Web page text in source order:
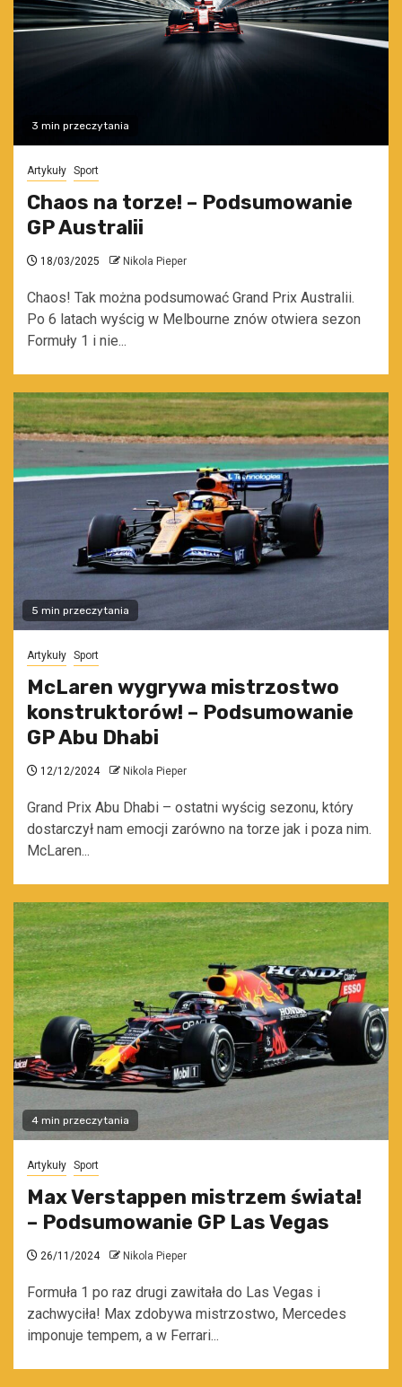
3 min przeczytania
Artykuły Sport
Chaos na torze! – Podsumowanie
GP Australii
18/03/2025 Nikola Pieper
Chaos! Tak można podsumować Grand Prix Australii.
Po 6 latach wyścig w Melbourne znów otwiera sezon
Formuły 1 i nie...
5 min przeczytania
Artykuły Sport
McLaren wygrywa mistrzostwo
konstruktorów! – Podsumowanie
GP Abu Dhabi
12/12/2024 Nikola Pieper
Grand Prix Abu Dhabi – ostatni wyścig sezonu, który
dostarczył nam emocji zarówno na torze jak i poza nim.
McLaren...
4 min przeczytania
Artykuły Sport
Max Verstappen mistrzem świata!
– Podsumowanie GP Las Vegas
26/11/2024 Nikola Pieper
Formuła 1 po raz drugi zawitała do Las Vegas i
zachwyciła! Max zdobywa mistrzostwo, Mercedes
imponuje tempem, a w Ferrari...